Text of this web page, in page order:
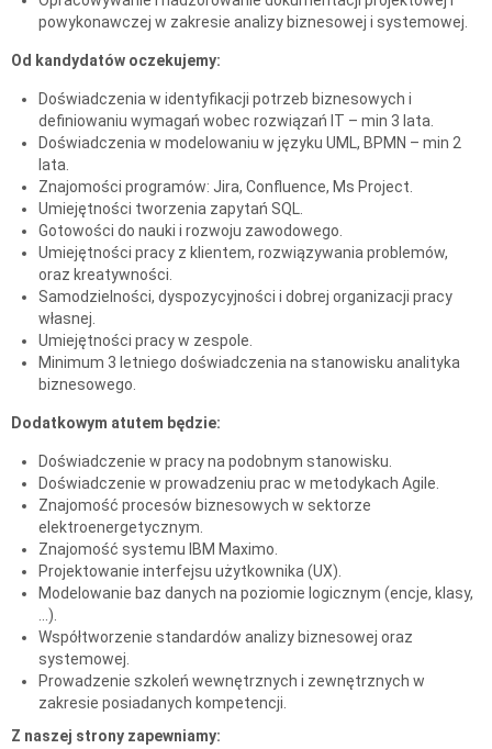
powykonawczej w zakresie analizy biznesowej i systemowej.
Od kandydatów oczekujemy:
Doświadczenia w identyfikacji potrzeb biznesowych i
definiowaniu wymagań wobec rozwiązań IT – min 3 lata.
Doświadczenia w modelowaniu w języku UML, BPMN – min 2
lata.
Znajomości programów: Jira, Confluence, Ms Project.
Umiejętności tworzenia zapytań SQL.
Gotowości do nauki i rozwoju zawodowego.
Umiejętności pracy z klientem, rozwiązywania problemów,
oraz kreatywności.
Samodzielności, dyspozycyjności i dobrej organizacji pracy
własnej.
Umiejętności pracy w zespole.
Minimum 3 letniego doświadczenia na stanowisku analityka
biznesowego.
Dodatkowym atutem będzie:
Doświadczenie w pracy na podobnym stanowisku.
Doświadczenie w prowadzeniu prac w metodykach Agile.
Znajomość procesów biznesowych w sektorze
elektroenergetycznym.
Znajomość systemu IBM Maximo.
Projektowanie interfejsu użytkownika (UX).
Modelowanie baz danych na poziomie logicznym (encje, klasy,
...).
Współtworzenie standardów analizy biznesowej oraz
systemowej.
Prowadzenie szkoleń wewnętrznych i zewnętrznych w
zakresie posiadanych kompetencji.
Z naszej strony zapewniamy: